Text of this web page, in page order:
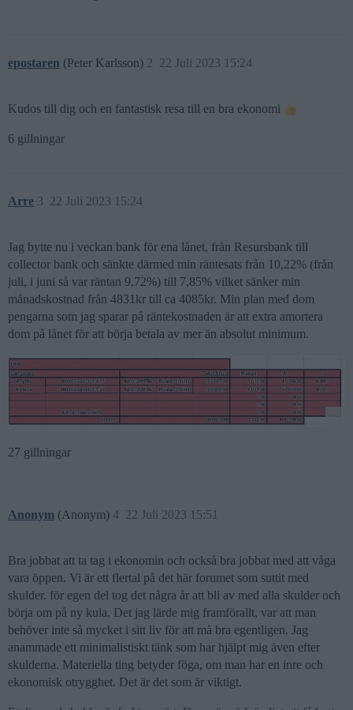
epostaren (Peter Karlsson) 22 Juli 2023 15:24
2
Kudos till dig och en fantastisk resa till en bra ekonomi
6 gillningar
Arre 22 Juli 2023 15:24
3
Jag bytte nu i veckan bank för ena lånet, från Resursbank till
collector bank och sänkte därmed min räntesats från 10,22% (från
juli, i juni så var räntan 9,72%) till 7,85% vilket sänker min
månadskostnad från 4831kr till ca 4085kr. Min plan med dom
pengarna som jag sparar på räntekostnaden är att extra amortera
dom på lånet för att börja betala av mer än absolut minimum.
27 gillningar
Anonym (Anonym) 22 Juli 2023 15:51
4
Bra jobbat att ta tag i ekonomin och också bra jobbat med att våga
vara öppen. Vi är ett flertal på det här forumet som suttit med
skulder. för egen del tog det några år att bli av med alla skulder och
börja om på ny kula. Det jag lärde mig framförallt, var att man
behöver inte så mycket i sitt liv för att må bra egentligen. Jag
anammade ett minimalistiskt tänk som har hjälpt mig även efter
skulderna. Materiella ting betyder föga, om man har en inre och
ekonomisk otrygghet. Det är det som är viktigt.